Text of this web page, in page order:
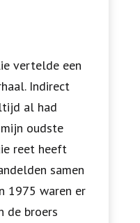
vertelde een
Indirect
al had
oudste
reet heeft
samen
1975 waren er
de broers